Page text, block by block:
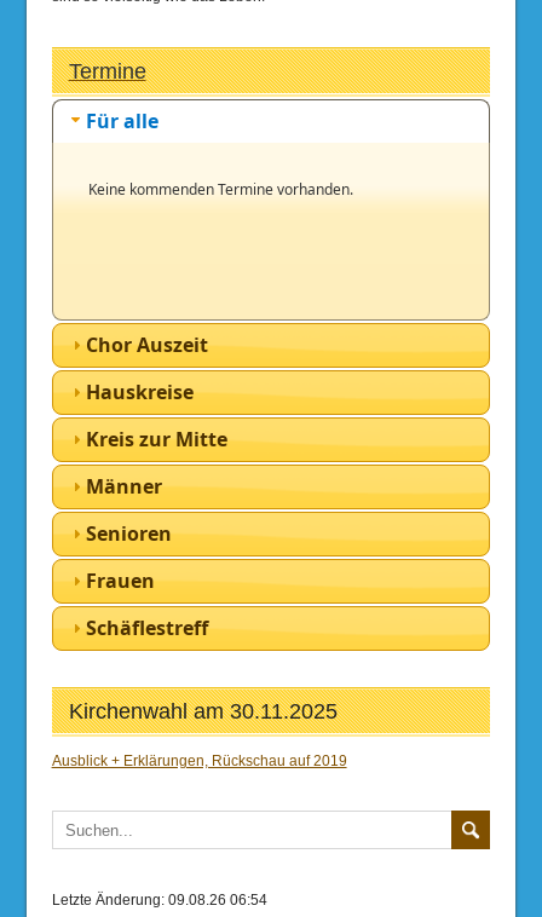
Termine
Für alle
Keine kommenden Termine vorhanden.
Chor Auszeit
Hauskreise
Kreis zur Mitte
Männer
Senioren
Frauen
Schäflestreff
Kirchenwahl am 30.11.2025
Ausblick + Erklärungen, Rückschau auf 2019
Letzte Änderung: 09.08.26 06:54